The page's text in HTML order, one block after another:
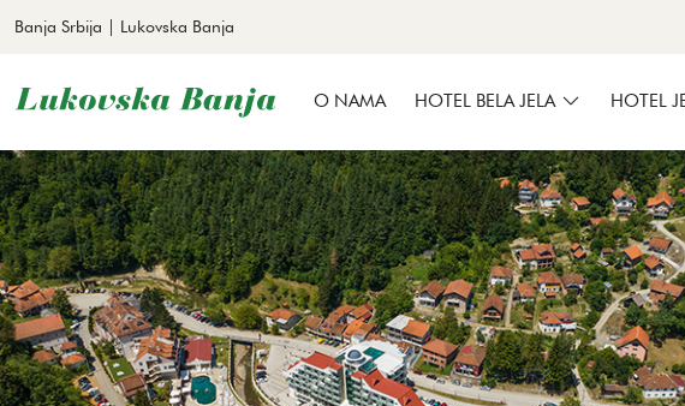
Banja Srbija | Lukovska Banja
O NAMA HOTEL BELA JELA HOTEL